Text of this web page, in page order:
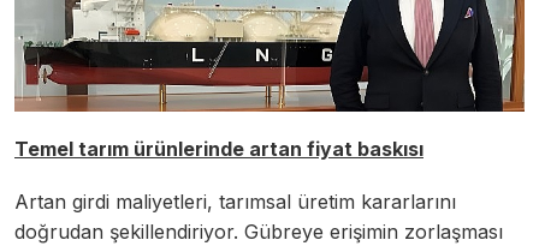
Temel tarım ürünlerinde artan fiyat baskısı
Artan girdi maliyetleri, tarımsal üretim kararlarını
doğrudan şekillendiriyor. Gübreye erişimin zorlaşması